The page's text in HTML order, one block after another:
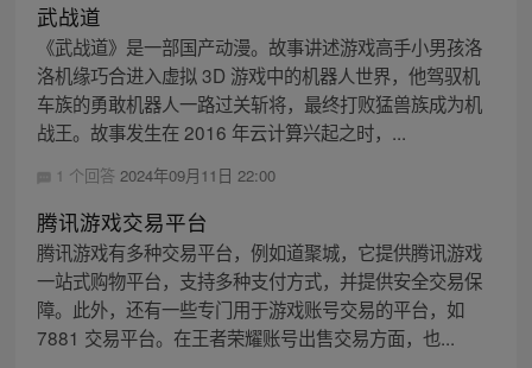
武战道
《武战道》是一部国产动漫。故事讲述游戏高手小男孩洛
洛机缘巧合进入虚拟 3D 游戏中的机器人世界，他驾驭机
车族的勇敢机器人一路过关斩将，最终打败猛兽族成为机
战王。故事发生在 2016 年云计算兴起之时，...
1 个回答 2024年09月11日 22:00
腾讯游戏交易平台
腾讯游戏有多种交易平台，例如道聚城，它提供腾讯游戏
一站式购物平台，支持多种支付方式，并提供安全交易保
障。此外，还有一些专门用于游戏账号交易的平台，如
7881 交易平台。在王者荣耀账号出售交易方面，也...